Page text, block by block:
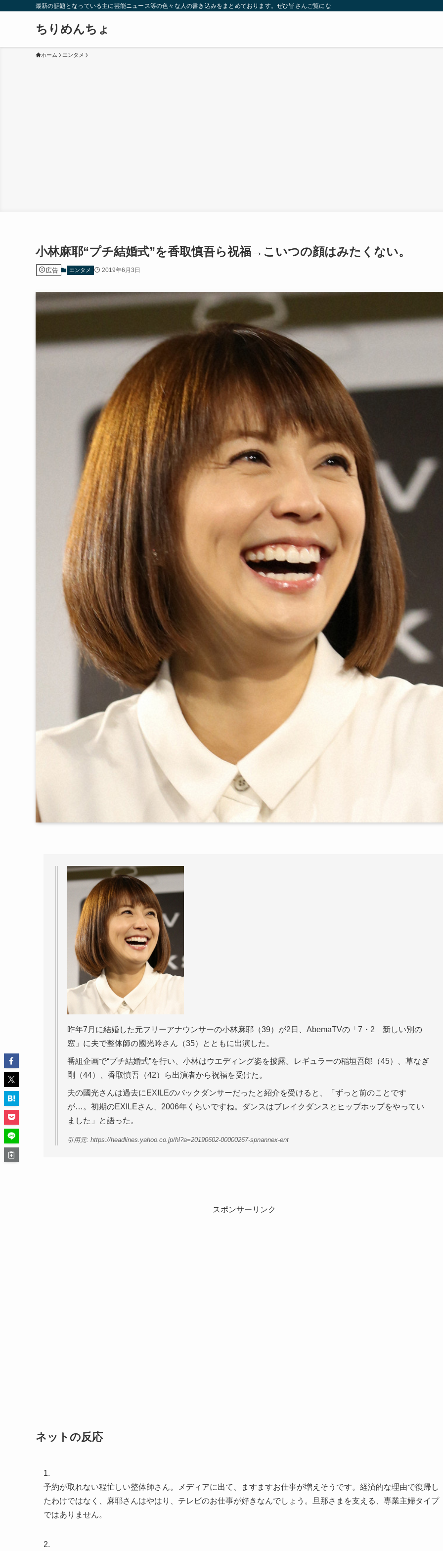
最新の話題となっている主に芸能ニュース等の色々な人の書き込みをまとめております。ぜひ皆さんご覧になっていってください。
ちりめんちょ
ホーム エンタメ
小林麻耶“プチ結婚式”を香取慎吾ら祝福→こいつの顔はみたくない。
広告 エンタメ 2019年6月3日
昨年7月に結婚した元フリーアナウンサーの小林麻耶（39）が2日、AbemaTVの「7・2 新しい別の
窓」に夫で整体師の國光吟さん（35）とともに出演した。
番組企画で“プチ結婚式”を行い、小林はウエディング姿を披露。レギュラーの稲垣吾郎（45）、草なぎ
剛（44）、香取慎吾（42）ら出演者から祝福を受けた。
夫の國光さんは過去にEXILEのバックダンサーだったと紹介を受けると、「ずっと前のことです
が…。初期のEXILEさん、2006年くらいですね。ダンスはブレイクダンスとヒップホップをやってい
ました」と語った。
引用元: https://headlines.yahoo.co.jp/hl?a=20190602-00000267-spnannex-ent
スポンサーリンク
ネットの反応
1.
予約が取れない程忙しい整体師さん。メディアに出て、ますますお仕事が増えそうです。経済的な理由で復帰し
たわけではなく、麻耶さんはやはり、テレビのお仕事が好きなんでしょう。旦那さまを支える、専業主婦タイプ
ではありません。
2.